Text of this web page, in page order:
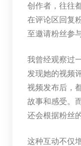
创作者，往往
在评论区回复
至邀请粉丝参
我曾经观察过
发现她的视频
视频发布后，
故事和感受。
还会根据粉丝
这种互动不仅